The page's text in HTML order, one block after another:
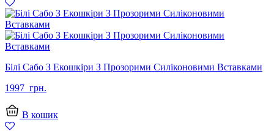
Білі Сабо З Екошкіри З Прозорими Силіконовими Вставками
1997 грн.
В кошик